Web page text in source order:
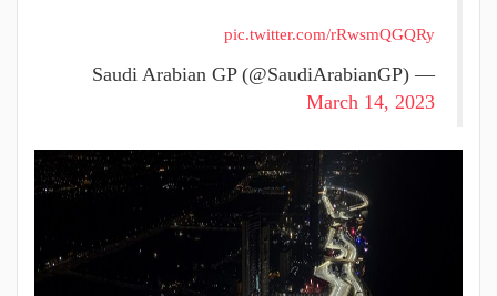
pic.twitter.com/rRwsmQGQRy
— Saudi Arabian GP (@SaudiArabianGP)
March 14, 2023